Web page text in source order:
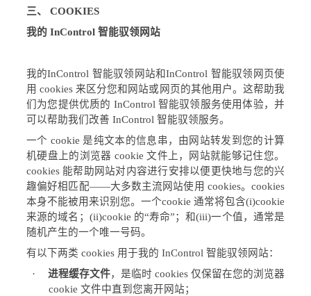
三、
COOKIES
我的 InControl 智能驭领网站
我的InControl 智能驭领网站和InControl 智能驭领网页使
用 cookies来区分您和网站或网页的其他用户。这帮助我
们为您提供优质的 InControl 智能驭领服务使用体验，并
可以帮助我们改善 InControl 智能驭领服务。
一个 cookie是纯文本的信息串，由网站转发到您的计算
机硬盘上的浏览器 cookie文件上，网站就能够记住您。
cookies 能帮助网站对内容进行安排以便更快地与您的兴
趣偏好相匹配——大多数主流网站使用 cookies。cookies
本身不能被用来识别您。一个cookie 通常将包含(i)cookie
来源的域名； (ii)cookie 的“寿命”；和(iii)一个值，通常是
随机产生的一个唯一号码。
有以下两类 cookies 用于我的 InControl 智能驭领网站：
·
进程缓存文件，是临时 cookies 仅保留在您的浏览器
cookie 文件中直到您离开网站；